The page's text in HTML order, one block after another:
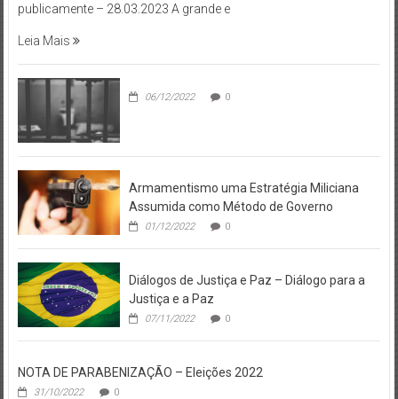
publicamente – 28.03.2023 A grande e
Leia Mais
06/12/2022 0
Armamentismo uma Estratégia Miliciana
Assumida como Método de Governo
01/12/2022 0
Diálogos de Justiça e Paz – Diálogo para a
Justiça e a Paz
07/11/2022 0
NOTA DE PARABENIZAÇÃO – Eleições 2022
31/10/2022 0